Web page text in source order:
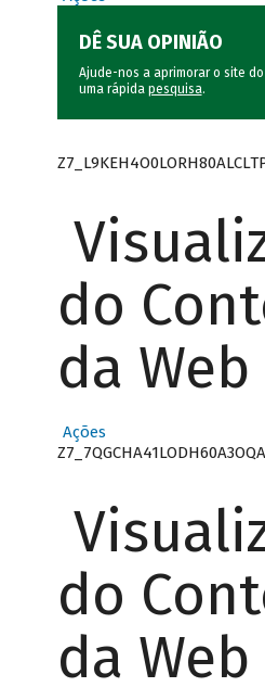
DÊ SUA OPINIÃO
Ajude-nos a aprimorar o site do
uma rápida pesquisa.
do
da Web
Ações
do
da Web